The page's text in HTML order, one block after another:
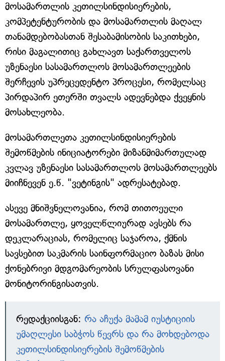
მოსამართლის კეთილსინდისიერების,
კომპეტენტურობის და მოსამართლის მაღალ
თანამდებობასთან შესაბამისობის საკითხები,
რისი მაგალითიც გახლავთ საქართველოს
უზენაესი სასამართლოს მოსამართლეების
შერჩევის უპრეცედენტო პროცესი, რომელსაც
პირდაპირ ეთერში თვალს ადევნებდა ქვეყნის
მოსახლეობა.
მოსამართლეთა კეთილსინდისიერების
შემოწმების ინიციატორები მიზანმიმართულად
კვლავ უზენაესი სასამართლოს მოსამართლეებს
მიიჩნევენ ე.წ. "ვეტინგის" ადრესატებად.
ასევე მნიშვნელოვანია, რომ თითოეული
მოსამართლე, ყოველწლიურად ავსებს რა
დეკლარაციას, რომელიც საჯაროა, ქმნის
სავსებით საკმარის საინფორმაციო ბაზას მისი
ქონებრივი მდგომარეობის სრულფასოვანი
მონიტორინგისათვის.
რედაქციისგან: რა აჩუქა მამამ იუსტიციის
უმაღლესი საბჭოს წევრს და რა მოხდებოდა
კეთილსინდისიერების შემოწმების